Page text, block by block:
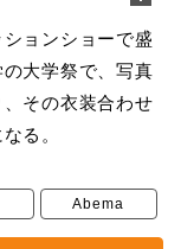
ョンショーで盛
大学祭で、写真
その衣装合わせ
る。
Abema